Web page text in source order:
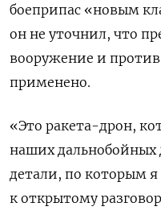
боеприпас «новым
он не уточнил, что
вооружение и против
применено.
«Это ракета-дрон,
наших дальнобойных
детали, по которым я
к открытому